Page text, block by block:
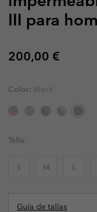
III para
Regular price:
200,00 €
Color: Black
Talla:
S M L
Guía de tallas